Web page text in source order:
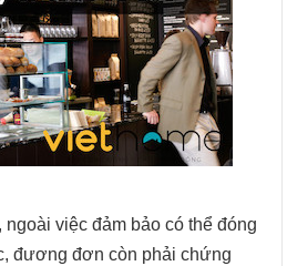
việc đảm bảo có thể đóng
đương đơn còn phải chứng